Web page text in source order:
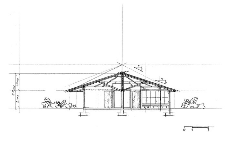
스를 따라 추론을 이어간다. 이를 위해 평면도나 단면도를 스케일에
기도 했다. 실제 건물 내외부 모습을 확인하기 힘든 경우에는 실물 모
형을 제작해 사진을 촬영하거나, 3D 모델링을 통해 렌더링 이미지로
확인하는 과정을 거쳤다. 각 주택의 특징에 가장 부합하는 방식에 따
라 새롭게 표현된 매체는 건축가 서재원의 시선과 선배 건축가의 시
선이 교차하는 흥미로운 지점이다. 또한 독자들이 저자의 형식주의적
면모를 이해할 수 있도록 서재원이 설계한 건물의 평면도를 ‘리뷰’에